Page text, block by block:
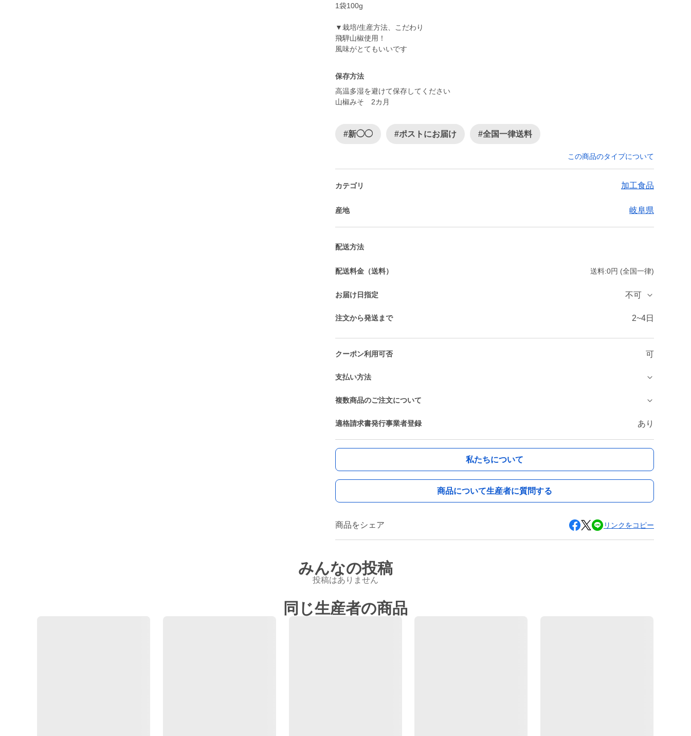
1袋100g
▼栽培/生産方法、こだわり
飛騨山椒使用！
保存方法
高温多湿を避けて保存してください
山椒みそ 2カ月
#新◯◯ #ポストにお届け #全国一律送料
この商品のタイプについて
カテゴリ 加工食品
産地 岐阜県
配送方法
配送料金（送料） 送料:0円 (全国一律)
お届け日指定 不可
注文から発送まで 2~4日
クーポン利用可否 可
支払い方法
複数商品のご注文について
適格請求書発行事業者登録 あり
私たちについて
商品について生産者に質問する
商品をシェア リンクをコピー
みんなの投稿
投稿はありません
同じ生産者の商品